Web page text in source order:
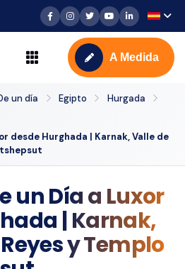
A Medida
un día Egipto
Hurgada
desde Hurghada | Karnak, Valle de
un Día a Luxor
| Karnak,
y Templo